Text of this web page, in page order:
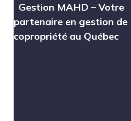
Gestion MAHD – Votre
partenaire en gestion de
copropriété au Québec